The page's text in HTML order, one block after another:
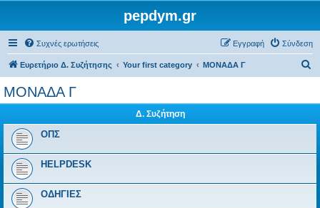
pepdym.gr
Συχνές ερωτήσεις Σύνδεση
Εγγραφή
Ευρετήριο Δ. Συζήτησης Your first category ΜΟΝΑΔΑ Γ
σ
ΜΟΝΑΔΑ Γ
Δ. Συζήτηση
ΟΠΣ
HELPDESK
ΟΔΗΓΙΕΣ